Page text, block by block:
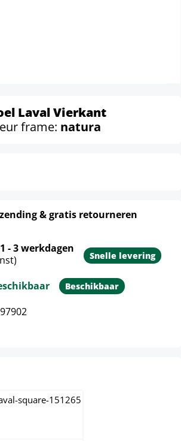
Laval Vierkant
frame: natura
& gratis retourneren
- 3 werkdagen
Snelle levering
Beschikbaar